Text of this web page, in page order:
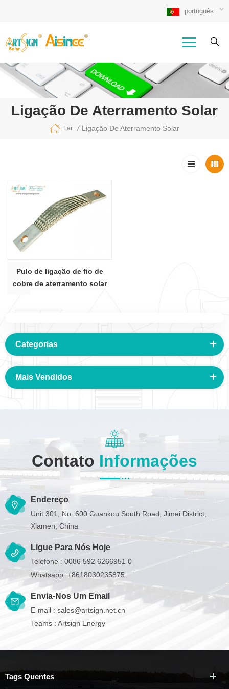
português
Ligação De Aterramento Solar
Lar / Ligação De Aterramento Solar
Pulo de ligação de fio de
cobre de aterramento solar
Categorias
Mais Vendidos
Contato Informações
Endereço
Unit 301, No. 600 Guankou South Road, Jimei District,
Xiamen, China
Ligue Para Nós Hoje
Telefone : 0086 592 6266951 0
Whatsapp :+8618030235875
Envia-Nos Um Email
E-mail : sales@artsign.net.cn
Teams : Artsign Energy
Tags Quentes